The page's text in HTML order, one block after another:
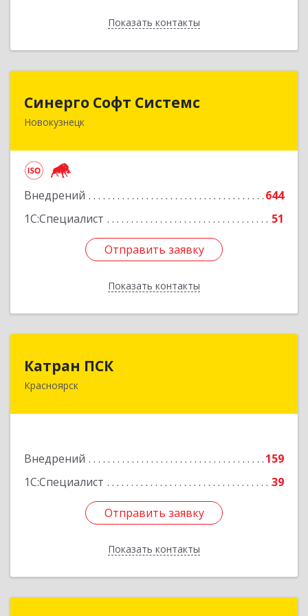
Показать контакты
Назад
Синерго Софт Системс
Новокузнецк
Внедрений
644
1С:Специалист
51
Отправить заявку
Показать контакты
Синерго Софт Системс
654005, Кемеровская обл, Новокузнецк г,
Отправить заявку
Назад
Катран ПСК
Красноярск
Внедрений
159
1С:Специалист
39
Отправить заявку
Показать контакты
660022, Красноярский край, Красноярск г,
Отправить заявку
Назад